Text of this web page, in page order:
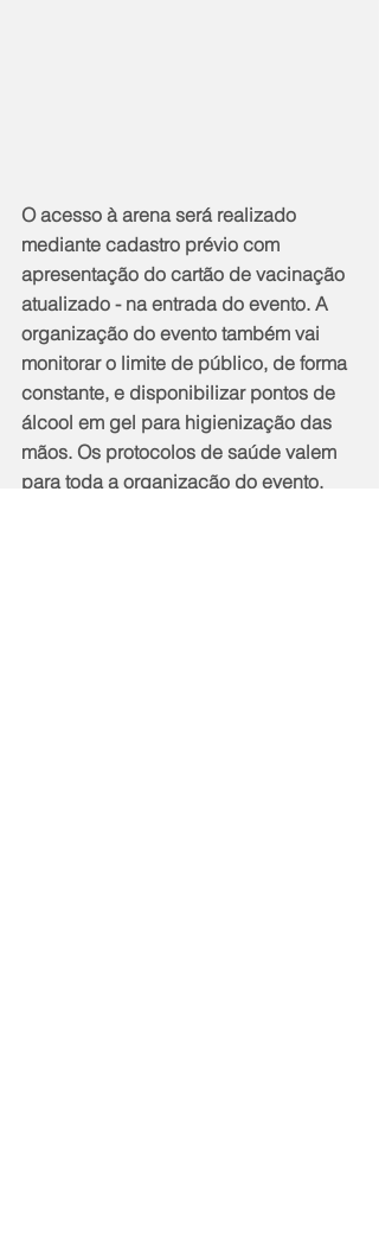
O acesso à arena será realizado
mediante cadastro prévio com
apresentação do cartão de vacinação
atualizado - na entrada do evento. A
organização do evento também vai
monitorar o limite de público, de forma
constante, e disponibilizar pontos de
álcool em gel para higienização das
mãos. Os protocolos de saúde valem
para toda a organização do evento,